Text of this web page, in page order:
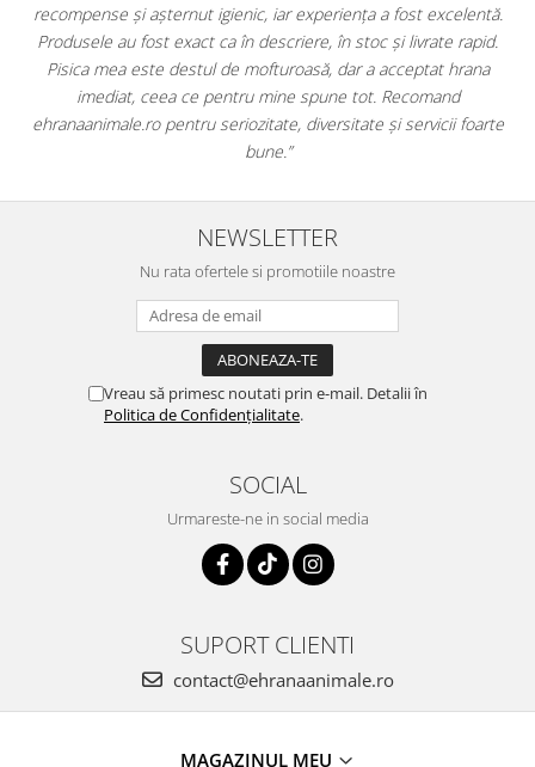
doar hrană, ci și produse dinfarmacia veterinară:
antiparazitare, suplimente și soluții de îngrijire. Este foarte
comod să pot comanda tot ce am nevoie pentru animalul
dintr-un singur loc. Livrarea a fost rapidă, iar produsele au fost
originale și în termen. Magazin serios, bine organizat și foarte
pentru orice stăpân de animale.
NEWSLETTER
Nu rata ofertele si promotiile noastre
Vreau să primesc noutati prin e-mail. Detalii în
Politica de Confidențialitate.
SOCIAL
Urmareste-ne in social media
SUPORT CLIENTI
contact@ehranaanimale.ro
MAGAZINUL MEU